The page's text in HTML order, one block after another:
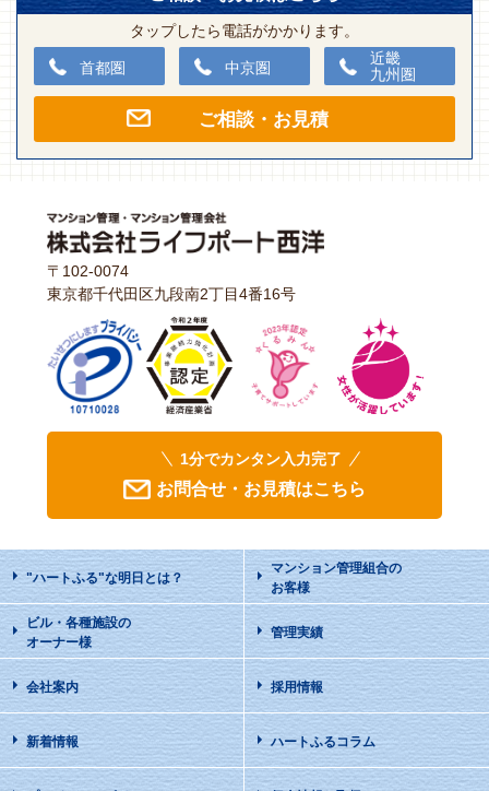
タップしたら電話がかかります。
首都圏 中京圏
近畿
九州圏
ご相談・お見積
〒102-0074
東京都千代田区九段南2丁目4番16号
1分でカンタン入力完了
お問合せ・お見積はこちら
"ハートふる"な明日とは？
マンション管理組合の
お客様
ビル・各種施設の
オーナー様
管理実績
会社案内 採用情報
新着情報 ハートふるコラム